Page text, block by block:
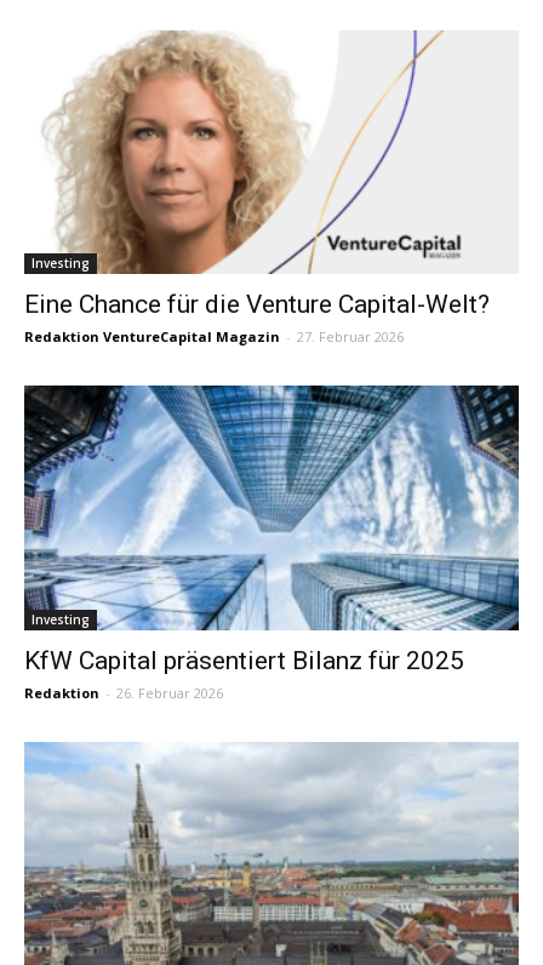
Investing
Eine Chance für die Venture Capital-Welt?
Redaktion VentureCapital Magazin - 27. Februar 2026
Investing
KfW Capital präsentiert Bilanz für 2025
Redaktion - 26. Februar 2026